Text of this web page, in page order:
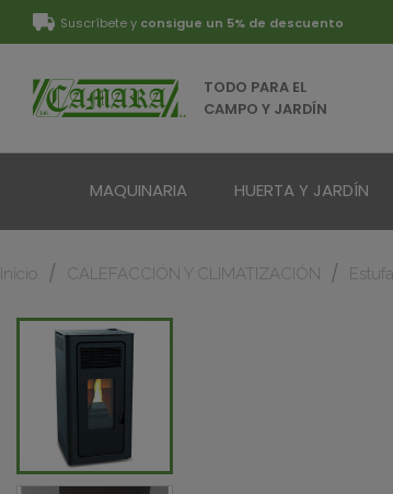
Suscríbete y consigue un 5% de descuento
TODO PARA EL
CAMPO Y JARDÍN
MAQUINARIA HUERTA Y JARDÍN
Inicio CALEFACCIÓN Y CLIMATIZACIÓN